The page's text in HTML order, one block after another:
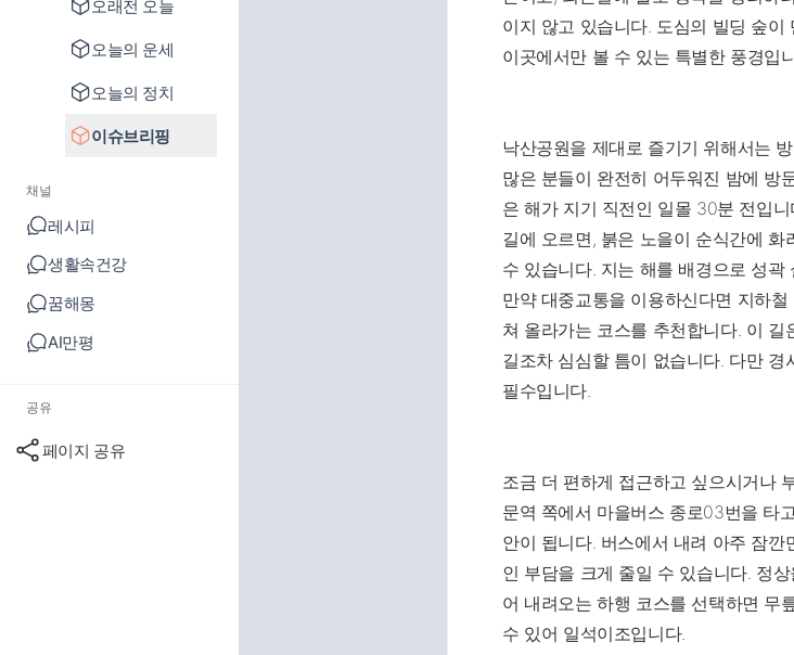
오래전 오늘
오늘의 운세
오늘의 정치
이슈브리핑
채널
레시피
생활속건강
꿈해몽
AI만평
공유
페이지 공유
이지 않고 있습니다. 도심의 빌딩 숲
이곳에서만 볼 수 있는 특별한 풍경입
낙산공원을 제대로 즐기기 위해서는
많은 분들이 완전히 어두워진 밤에 방
은 해가 지기 직전인 일몰 30분 전입
길에 오르면, 붉은 노을이 순식간에
수 있습니다. 지는 해를 배경으로 성
만약 대중교통을 이용하신다면 지하
쳐 올라가는 코스를 추천합니다. 이
길조차 심심할 틈이 없습니다. 다만
필수입니다.
조금 더 편하게 접근하고 싶으시거나
문역 쪽에서 마을버스 종로03번을 타
안이 됩니다. 버스에서 내려 아주 잠
인 부담을 크게 줄일 수 있습니다. 정
어 내려오는 하행 코스를 선택하면 무
수 있어 일석이조입니다.